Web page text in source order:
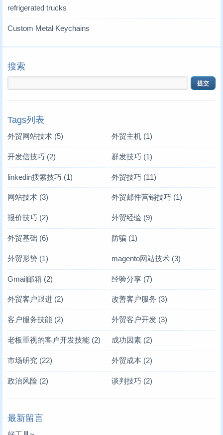
refrigerated trucks
Custom Metal Keychains
搜索
Tags列表
外贸网站技术 (5) 外贸主机 (1)
开发信技巧 (2) 群发技巧 (1)
linkedin搜索技巧 (1) 外贸技巧 (11)
网站技术 (3) 外贸邮件营销技巧 (1)
报价技巧 (2) 外贸经验 (9)
外贸基础 (6) 防骗 (1)
外贸形势 (1) magento网站技术 (3)
Gmail邮箱 (2) 经验分享 (7)
外贸客户跟进 (2) 改善客户服务 (3)
客户服务技能 (2) 外贸客户开发 (3)
老板重视的客户开发技能 (2) 成功因素 (2)
市场研究 (22) 外贸成本 (2)
政治风险 (2) 谈判技巧 (2)
最新留言